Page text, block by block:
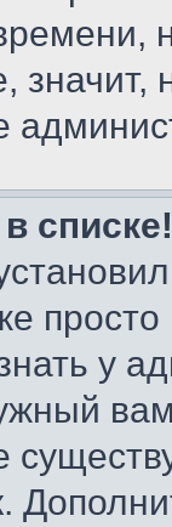
значит,
списке!
у